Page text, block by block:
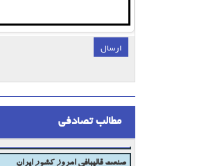
ارسال
مطالب تصادفی
دستگاه شستشوی فرش